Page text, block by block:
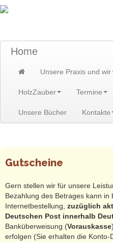
Home
Unsere Praxis und wir
HolzZauber Termine
Unsere Bücher Kontakte
Gutscheine
Gern stellen wir für unsere
Bezahlung des Betrages kann
Internetbestellung, zuzüglich
Deutschen Post innerhalb
Banküberweisung (Vorauskasse
erfolgen (Sie erhalten die Konto-